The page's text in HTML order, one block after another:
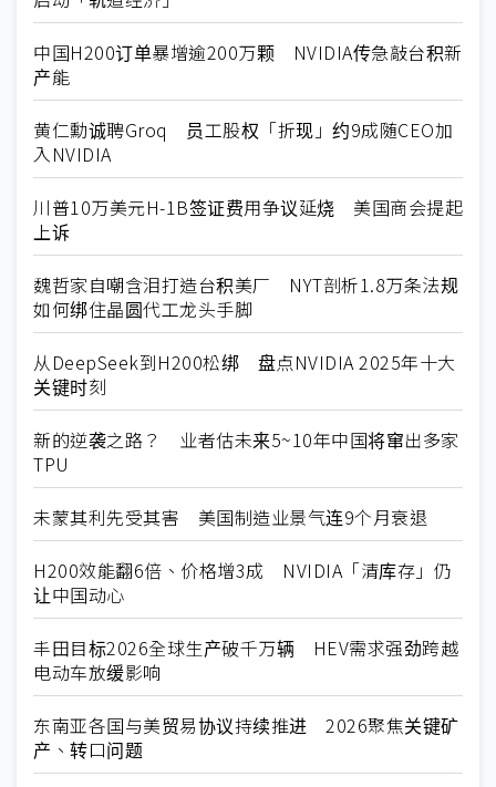
中国H200订单暴增逾200万颗 NVIDIA传急敲台积新
产能
黄仁勳诚聘Groq 员工股权「折现」约9成随CEO加
入NVIDIA
川普10万美元H-1B签证费用争议延烧 美国商会提起
上诉
魏哲家自嘲含泪打造台积美厂 NYT剖析1.8万条法规
如何绑住晶圆代工龙头手脚
从DeepSeek到H200松绑 盘点NVIDIA 2025年十大
关键时刻
新的逆袭之路？ 业者估未来5~10年中国将窜出多家
TPU
未蒙其利先受其害 美国制造业景气连9个月衰退
H200效能翻6倍、价格增3成 NVIDIA「清库存」仍
让中国动心
丰田目标2026全球生产破千万辆 HEV需求强劲跨越
电动车放缓影响
东南亚各国与美贸易协议持续推进 2026聚焦关键矿
产、转口问题